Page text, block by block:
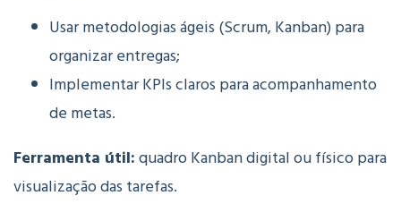
Usar metodologias ágeis (Scrum, Kanban) para
organizar entregas;
Implementar KPIs claros para acompanhamento
de metas.
Ferramenta útil:quadro Kanban digital ou físico para
visualização das tarefas.